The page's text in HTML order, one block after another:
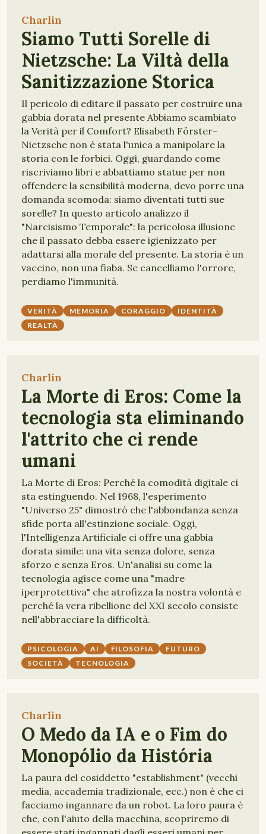
Charlin
Siamo Tutti Sorelle di
Nietzsche: La Viltà della
Sanitizzazione Storica
Il pericolo di editare il passato per costruire una
gabbia dorata nel presente Abbiamo scambiato
la Verità per il Comfort? Elisabeth Förster-
Nietzsche non è stata l'unica a manipolare la
storia con le forbici. Oggi, guardando come
riscriviamo libri e abbattiamo statue per non
offendere la sensibilità moderna, devo porre una
domanda scomoda: siamo diventati tutti sue
sorelle? In questo articolo analizzo il
"Narcisismo Temporale": la pericolosa illusione
che il passato debba essere igienizzato per
adattarsi alla morale del presente. La storia è un
vaccino, non una fiaba. Se cancelliamo l'orrore,
perdiamo l'immunità.
VERITÀ MEMORIA CORAGGIO
IDENTITÀ
REALTÀ
Charlin
La Morte di Eros: Come la
tecnologia sta eliminando
l'attrito che ci rende
umani
La Morte di Eros: Perché la comodità digitale ci
sta estinguendo. Nel 1968, l'esperimento
"Universo 25" dimostrò che l'abbondanza senza
sfide porta all'estinzione sociale. Oggi,
l'Intelligenza Artificiale ci offre una gabbia
dorata simile: una vita senza dolore, senza
sforzo e senza Eros. Un'analisi su come la
tecnologia agisce come una "madre
iperprotettiva" che atrofizza la nostra volontà e
perché la vera ribellione del XXI secolo consiste
nell'abbracciare la difficoltà.
PSICOLOGIA AI FILOSOFIA
FUTURO
SOCIETÀ
TECNOLOGIA
Charlin
O Medo da IA e o Fim do
Monopólio da História
La paura del cosiddetto "establishment" (vecchi
media, accademia tradizionale, ecc.) non è che ci
facciamo ingannare da un robot. La loro paura è
che, con l'aiuto della macchina, scopriremo di